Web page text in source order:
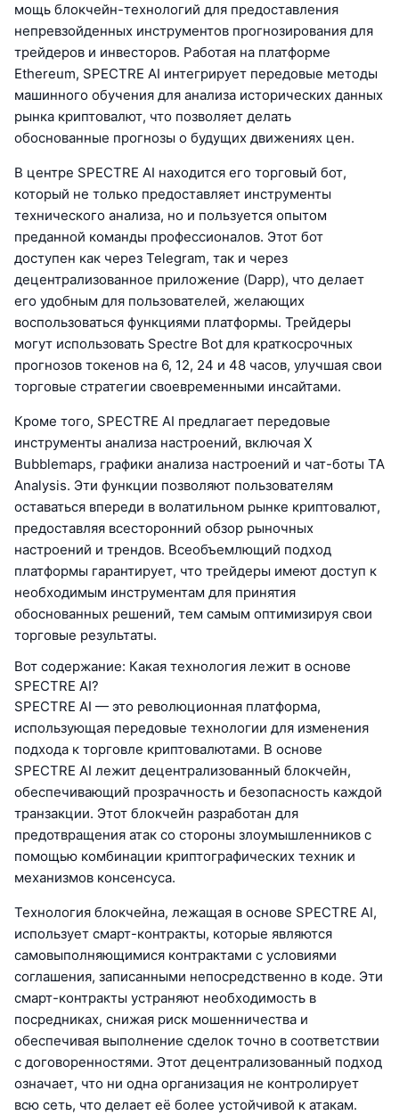
мощь блокчейн-технологий для предоставления
непревзойденных инструментов прогнозирования для
трейдеров и инвесторов. Работая на платформе
Ethereum, SPECTRE AI интегрирует передовые методы
машинного обучения для анализа исторических данных
рынка криптовалют, что позволяет делать
обоснованные прогнозы о будущих движениях цен.
В центре SPECTRE AI находится его торговый бот,
который не только предоставляет инструменты
технического анализа, но и пользуется опытом
преданной команды профессионалов. Этот бот
доступен как через Telegram, так и через
децентрализованное приложение (Dapp), что делает
его удобным для пользователей, желающих
воспользоваться функциями платформы. Трейдеры
могут использовать Spectre Bot для краткосрочных
прогнозов токенов на 6, 12, 24 и 48 часов, улучшая свои
торговые стратегии своевременными инсайтами.
Кроме того, SPECTRE AI предлагает передовые
инструменты анализа настроений, включая X
Bubblemaps, графики анализа настроений и чат-боты TA
Analysis. Эти функции позволяют пользователям
оставаться впереди в волатильном рынке криптовалют,
предоставляя всесторонний обзор рыночных
настроений и трендов. Всеобъемлющий подход
платформы гарантирует, что трейдеры имеют доступ к
необходимым инструментам для принятия
обоснованных решений, тем самым оптимизируя свои
торговые результаты.
Вот содержание: Какая технология лежит в основе
SPECTRE AI?
SPECTRE AI — это революционная платформа,
использующая передовые технологии для изменения
подхода к торговле криптовалютами. В основе
SPECTRE AI лежит децентрализованный блокчейн,
обеспечивающий прозрачность и безопасность каждой
транзакции. Этот блокчейн разработан для
предотвращения атак со стороны злоумышленников с
помощью комбинации криптографических техник и
механизмов консенсуса.
Технология блокчейна, лежащая в основе SPECTRE AI,
использует смарт-контракты, которые являются
самовыполняющимися контрактами с условиями
соглашения, записанными непосредственно в коде. Эти
смарт-контракты устраняют необходимость в
посредниках, снижая риск мошенничества и
обеспечивая выполнение сделок точно в соответствии
с договоренностями. Этот децентрализованный подход
означает, что ни одна организация не контролирует
всю сеть, что делает её более устойчивой к атакам.